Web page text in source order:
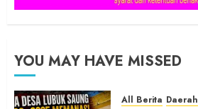
YOU MAY HAVE MISSED
All Berita Daerah